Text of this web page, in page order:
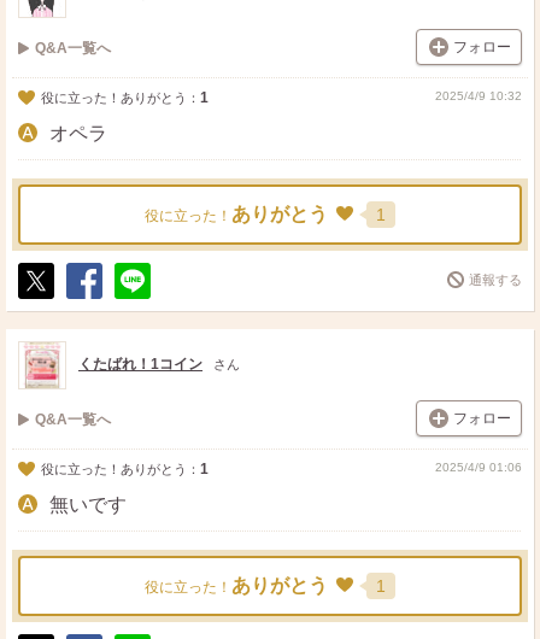
Q&A一覧へ フォロー
役に立った！ありがとう： 1 2025/4/9 10:32
オペラ
役に立った！ ありがとう 1
ポ
ス
ト
シ
ェ
送
る
通報する
くたばれ！1コイン さん
Q&A一覧へ フォロー
役に立った！ありがとう： 1 2025/4/9 01:06
無いです
役に立った！ ありがとう 1